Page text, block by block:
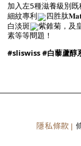
加入左5種滋養級別
細紋專利
四胜肽
白淡斑
紫錐菊，及
素等等問題！
#sliswiss #白藜蘆醇
隱私條款 |